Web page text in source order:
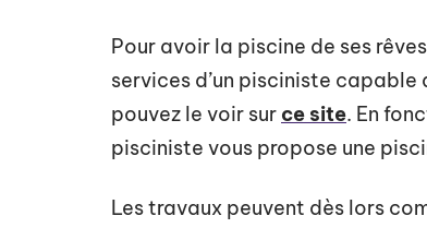
Pour avoir la piscine de ses
services d’un pisciniste
pouvez le voir sur ce site. En
pisciniste vous propose une
Les travaux peuvent dès lors